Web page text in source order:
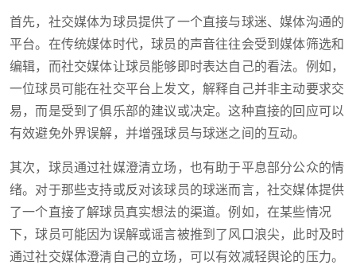
首先，社交媒体为球员提供了一个直接与球迷、媒体沟通的
平台。在传统媒体时代，球员的声音往往会受到媒体筛选和
编辑，而社交媒体让球员能够即时表达自己的看法。例如，
一位球员可能在社交平台上发文，解释自己并非主动要求交
易，而是受到了俱乐部的建议或决定。这种直接的回应可以
有效避免外界误解，并增强球员与球迷之间的互动。
其次，球员通过社媒澄清立场，也有助于平息部分公众的情
绪。对于那些支持或反对该球员的球迷而言，社交媒体提供
了一个直接了解球员真实想法的渠道。例如，在某些情况
下，球员可能因为误解或谣言被推到了风口浪尖，此时及时
通过社交媒体澄清自己的立场，可以有效减轻舆论的压力。